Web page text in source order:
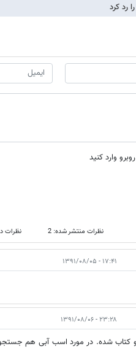
رد کرد
وارد کنید
نظرات منتشر شده: 2 نظرات
۱۷:۴۱ - ۱۳۹۱/۰۸/۰۵
۲۳:۲۸ - ۱۳۹۱/۰۸/۰۶
در مورد اسب آبی هم جستجو کنی از هر 10 تا